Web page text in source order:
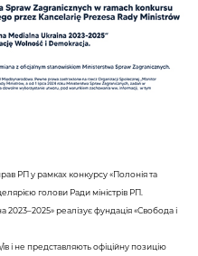
РП у рамках конкурсу «Полонія та
голови Ради міністрів РП.
реалізує фундація «Свобода і
і не представляють офіційну позицію